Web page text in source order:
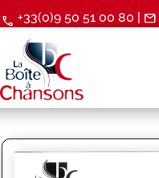
call +33(0)9 50 51 00 80 | mail